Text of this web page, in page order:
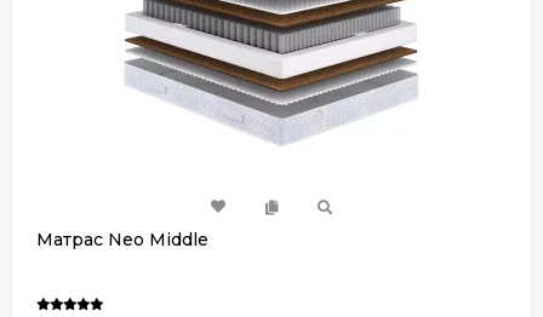
Матрас Neo Middle